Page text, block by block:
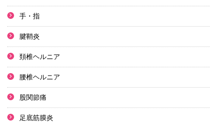
手・指
腱鞘炎
頚椎ヘルニア
腰椎ヘルニア
股関節痛
足底筋膜炎